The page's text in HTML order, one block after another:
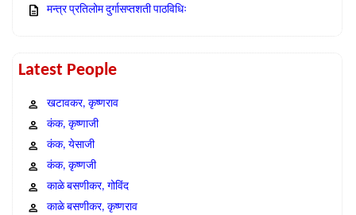
मन्त्र प्रतिलोम दुर्गासप्तशती पाठविधिः
Latest People
खटावकर, कृष्णराव
कंक, कृष्णाजी
कंक, येसाजी
कंक, कृष्णजी
काळे बसणीकर, गोविंद
काळे बसणीकर, कृष्णराव